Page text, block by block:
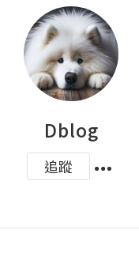
Dblog
追蹤